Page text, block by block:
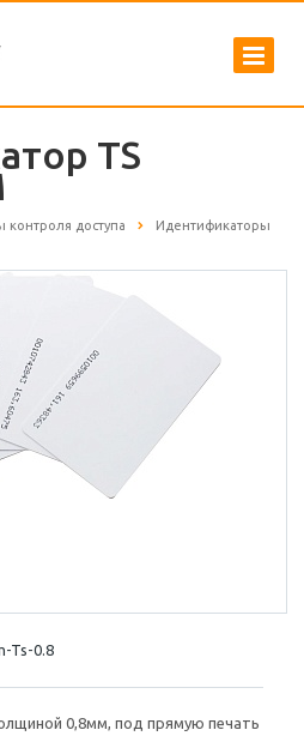
TS
контроля доступа Идентификаторы
Ts-0.8
0,8мм, под прямую печать